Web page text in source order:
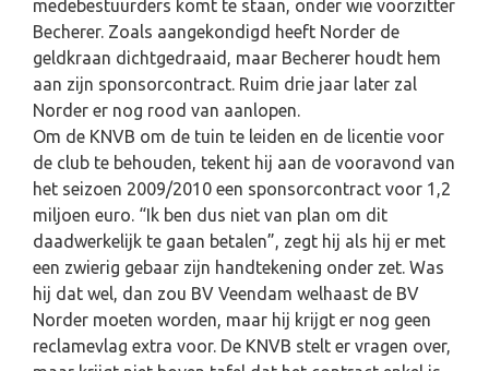
medebestuurders komt te staan, onder wie voorzitter
Becherer. Zoals aangekondigd heeft Norder de
geldkraan dichtgedraaid, maar Becherer houdt hem
aan zijn sponsorcontract. Ruim drie jaar later zal
Norder er nog rood van aanlopen.
Om de KNVB om de tuin te leiden en de licentie voor
de club te behouden, tekent hij aan de vooravond van
het seizoen 2009/2010 een sponsorcontract voor 1,2
miljoen euro. “Ik ben dus niet van plan om dit
daadwerkelijk te gaan betalen”, zegt hij als hij er met
een zwierig gebaar zijn handtekening onder zet. Was
hij dat wel, dan zou BV Veendam welhaast de BV
Norder moeten worden, maar hij krijgt er nog geen
reclamevlag extra voor. De KNVB stelt er vragen over,